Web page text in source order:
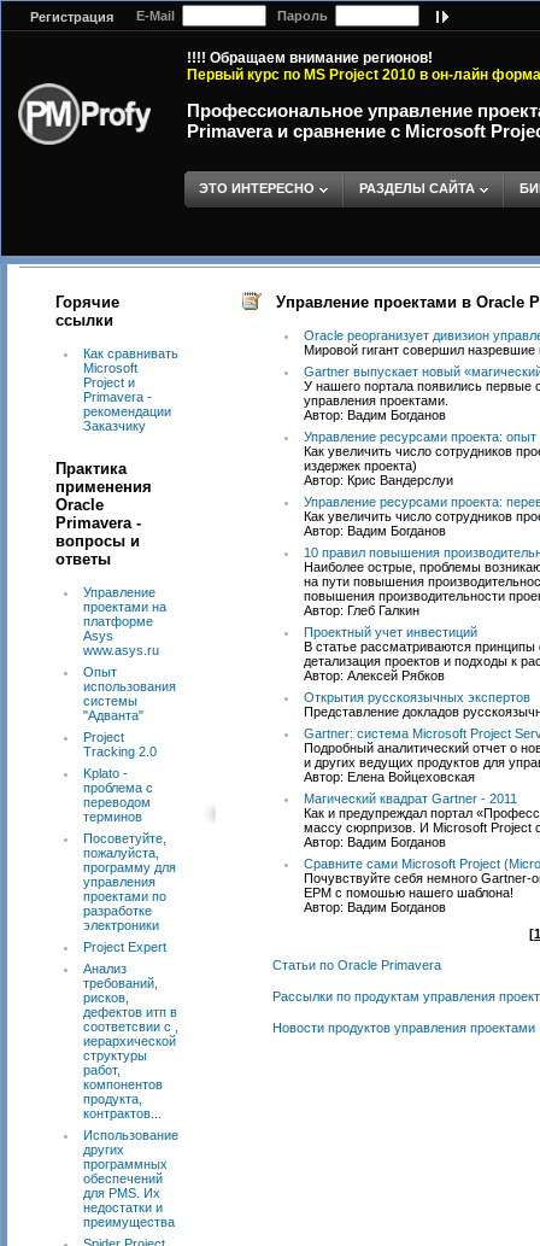
Регистрация E-Mail Пароль
!!!! Обращаем внимание регионов!
Первый курс по MS Project 2010 в он-лайн
Профессиональное управление
Primavera и сравнение с Microsoft
ЭТО ИНТЕРЕСНО РАЗДЕЛЫ САЙТА
Горячие
ссылки
Как сравнивать
Microsoft
Project и
Primavera -
рекомендации
Заказчику
Практика
применения
Oracle
Primavera -
вопросы и
ответы
Управление
проектами на
платформе
Asys
www.asys.ru
Опыт
использования
системы
"Адванта"
Project
Tracking 2.0
Kplato -
проблема с
переводом
терминов
Посоветуйте,
пожалуйста,
программу для
управления
проектами по
разработке
электроники
Project Expert
Анализ
требований,
рисков,
дефектов итп в
соответсвии с ,
иерархической
структуры
работ,
компонентов
продукта,
контрактов...
Использование
других
программных
обеспечений
для PMS. Их
недостатки и
преимущества
Управление проектами в Oracle
Oracle реорганизует дивизион
Мировой гигант совершил назревшие
Gartner выпускает новый
У нашего портала появились первые
управления проектами.
Автор: Вадим Богданов
Управление ресурсами проекта:
Как увеличить число сотрудников
издержек проекта)
Автор: Крис Вандерслуи
Управление ресурсами проекта:
Как увеличить число сотрудников
Автор: Вадим Богданов
10 правил повышения
Наиболее острые, проблемы
на пути повышения
повышения производительности
Автор: Глеб Галкин
Проектный учет инвестиций
В статье рассматриваются принципы
детализация проектов и подходы к
Автор: Алексей Рябков
Открытия русскоязычных экспертов
Представление докладов
Gartner: система Microsoft Project
Подробный аналитический отчет о
и других ведущих продуктов для
Автор: Елена Войцеховская
Магический квадрат Gartner - 2011
Как и предупреждал портал
массу сюрпризов. И Microsoft Project
Автор: Вадим Богданов
Сравните сами Microsoft Project
Почувствуйте себя немного Gartner-
EPM с помошью нашего шаблона!
Автор: Вадим Богданов
[
Статьи по Oracle Primavera
Рассылки по продуктам управления
Новости продуктов управления проектами